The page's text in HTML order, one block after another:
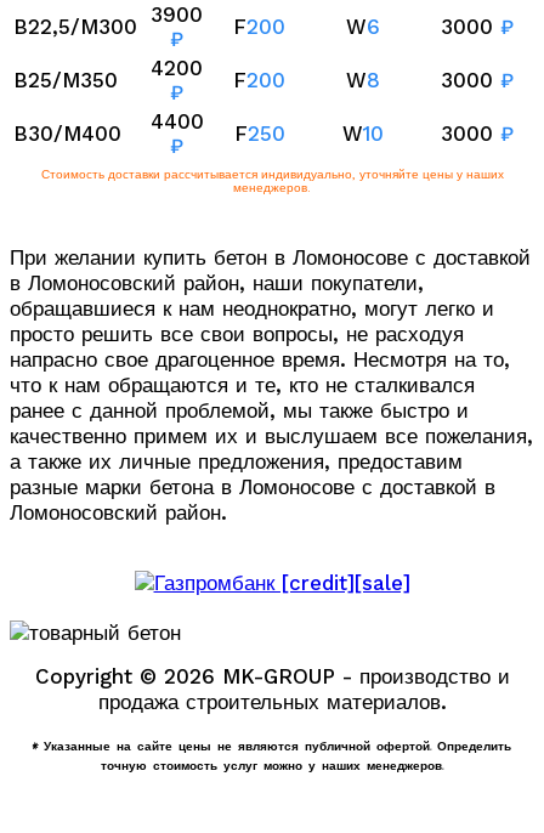
B22,5/M300
3900
₽
F200 W6 3000 ₽
B25/M350
4200
₽
F200 W8 3000 ₽
B30/M400
4400
₽
F250 W10 3000 ₽
Стоимость доставки рассчитывается индивидуально, уточняйте цены у наших
менеджеров.
При желании купить бетон в Ломоносове с доставкой
в Ломоносовский район, наши покупатели,
обращавшиеся к нам неоднократно, могут легко и
просто решить все свои вопросы, не расходуя
напрасно свое драгоценное время. Несмотря на то,
что к нам обращаются и те, кто не сталкивался
ранее с данной проблемой, мы также быстро и
качественно примем их и выслушаем все пожелания,
а также их личные предложения, предоставим
разные марки бетона в Ломоносове с доставкой в
Ломоносовский район.
Copyright © 2026 MK-GROUP - производство и
продажа строительных материалов.
* Указанные на сайте цены не являются публичной офертой. Определить
точную стоимость услуг можно у наших менеджеров.